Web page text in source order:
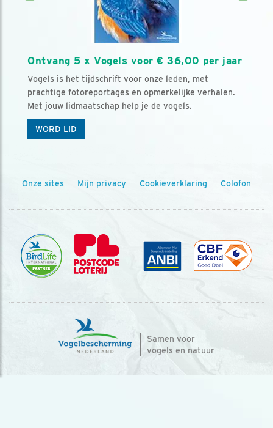
Ontvang 5 x Vogels voor € 36,00 per jaar
Vogels is het tijdschrift voor onze leden, met
prachtige fotoreportages en opmerkelijke verhalen.
Met jouw lidmaatschap help je de vogels.
WORD LID
Onze sites Mijn privacy Cookieverklaring Colofon
Samen voor
vogels en natuur